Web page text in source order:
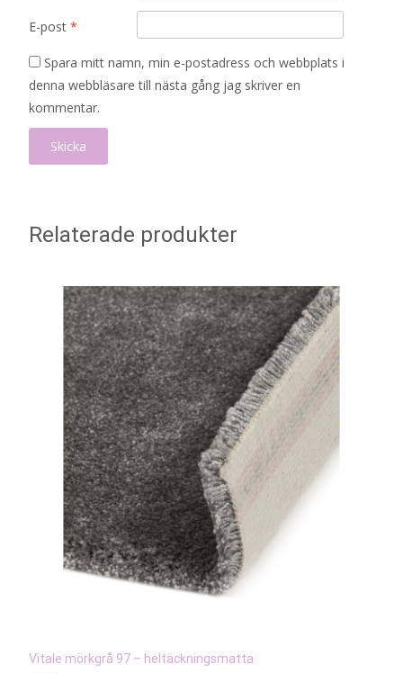
E-post *
Spara mitt namn, min e-postadress och webbplats i
denna webbläsare till nästa gång jag skriver en
kommentar.
Relaterade produkter
Vitale mörkgrå 97 – heltäckningsmatta